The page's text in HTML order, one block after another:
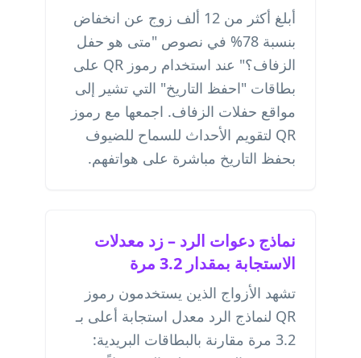
أبلغ أكثر من 12 ألف زوج عن انخفاض
بنسبة 78% في نصوص "متى هو حفل
الزفاف؟" عند استخدام رموز QR على
بطاقات "احفظ التاريخ" التي تشير إلى
مواقع حفلات الزفاف. اجمعها مع رموز
QR لتقويم الأحداث
للسماح للضيوف
بحفظ التاريخ مباشرة على هواتفهم.
نماذج دعوات الرد – زد معدلات
الاستجابة بمقدار 3.2 مرة
تشهد الأزواج الذين يستخدمون رموز
QR لنماذج الرد معدل استجابة أعلى بـ
3.2 مرة مقارنة بالبطاقات البريدية: